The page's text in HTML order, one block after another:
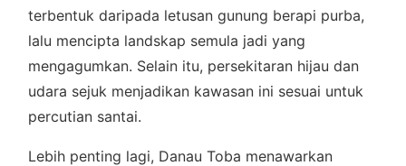
terbentuk daripada letusan gunung berapi purba,
lalu mencipta landskap semula jadi yang
mengagumkan. Selain itu, persekitaran hijau dan
udara sejuk menjadikan kawasan ini sesuai untuk
percutian santai.
Lebih penting lagi, Danau Toba menawarkan